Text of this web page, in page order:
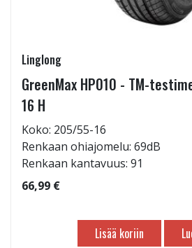
Linglong
GreenMax HP010 - TM-
16 H
Koko: 205/55-16
Renkaan ohiajomelu: 69dB
Renkaan kantavuus: 91
66,99 €
Lisää koriin